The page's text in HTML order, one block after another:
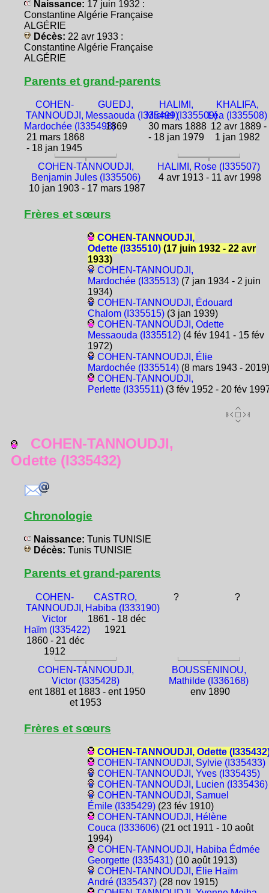
Naissance: 17 juin 1932 :
Constantine Algérie Française
ALGÉRIE
Décès: 22 avr 1933 :
Constantine Algérie Française
ALGÉRIE
Parents et grand-parents
COHEN-
TANNOUDJI,
Mardochée (I335498)
21 mars 1868
- 18 jan 1945
GUEDJ,
Messaouda (I335499)
1869
HALIMI,
Michel (I335509)
30 mars 1888
- 18 jan 1979
KHALIFA,
Léa (I335508)
12 avr 1889 -
1 jan 1982
COHEN-TANNOUDJI,
Benjamin Jules (I335506)
10 jan 1903 - 17 mars 1987
HALIMI, Rose (I335507)
4 avr 1913 - 11 avr 1998
Frères et sœurs
COHEN-TANNOUDJI,
Odette (I335510)(17 juin 1932 - 22 avr
1933)
COHEN-TANNOUDJI,
Mardochée (I335513)(7 jan 1934 - 2 juin
1934)
COHEN-TANNOUDJI, Édouard
Chalom (I335515)(3 jan 1939)
COHEN-TANNOUDJI, Odette
Messaouda (I335512)(4 fév 1941 - 15 fév
1972)
COHEN-TANNOUDJI, Élie
Mardochée (I335514)(8 mars 1943 - 2019)
COHEN-TANNOUDJI,
Perlette (I335511)(3 fév 1952 - 20 fév
COHEN-TANNOUDJI,
Odette (I335432)
Chronologie
Naissance: Tunis TUNISIE
Décès: Tunis TUNISIE
Parents et grand-parents
COHEN-
TANNOUDJI,
Victor
Haïm (I335422)
1860 - 21 déc
1912
CASTRO,
Habiba (I333190)
1861 - 18 déc
1921
? ?
COHEN-TANNOUDJI,
Victor (I335428)
ent 1881 et 1883 - ent 1950
et 1953
BOUSSENINOU,
Mathilde (I336168)
env 1890
Frères et sœurs
COHEN-TANNOUDJI, Odette
COHEN-TANNOUDJI, Sylvie (I335433)
COHEN-TANNOUDJI, Yves (I335435)
COHEN-TANNOUDJI, Lucien (I335436)
COHEN-TANNOUDJI, Samuel
Émile (I335429)(23 fév 1910)
COHEN-TANNOUDJI, Hélène
Couca (I333606)(21 oct 1911 - 10 août
1994)
COHEN-TANNOUDJI, Habiba Édmée
Georgette (I335431)(10 août 1913)
COHEN-TANNOUDJI, Élie Haïm
André (I335437)(28 nov 1915)